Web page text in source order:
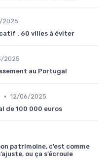
2025
: 60 villes à éviter
2025
au Portugal
• 12/06/2025
de 100 000 euros
patrimoine, c’est comme
ou ça s’écroule